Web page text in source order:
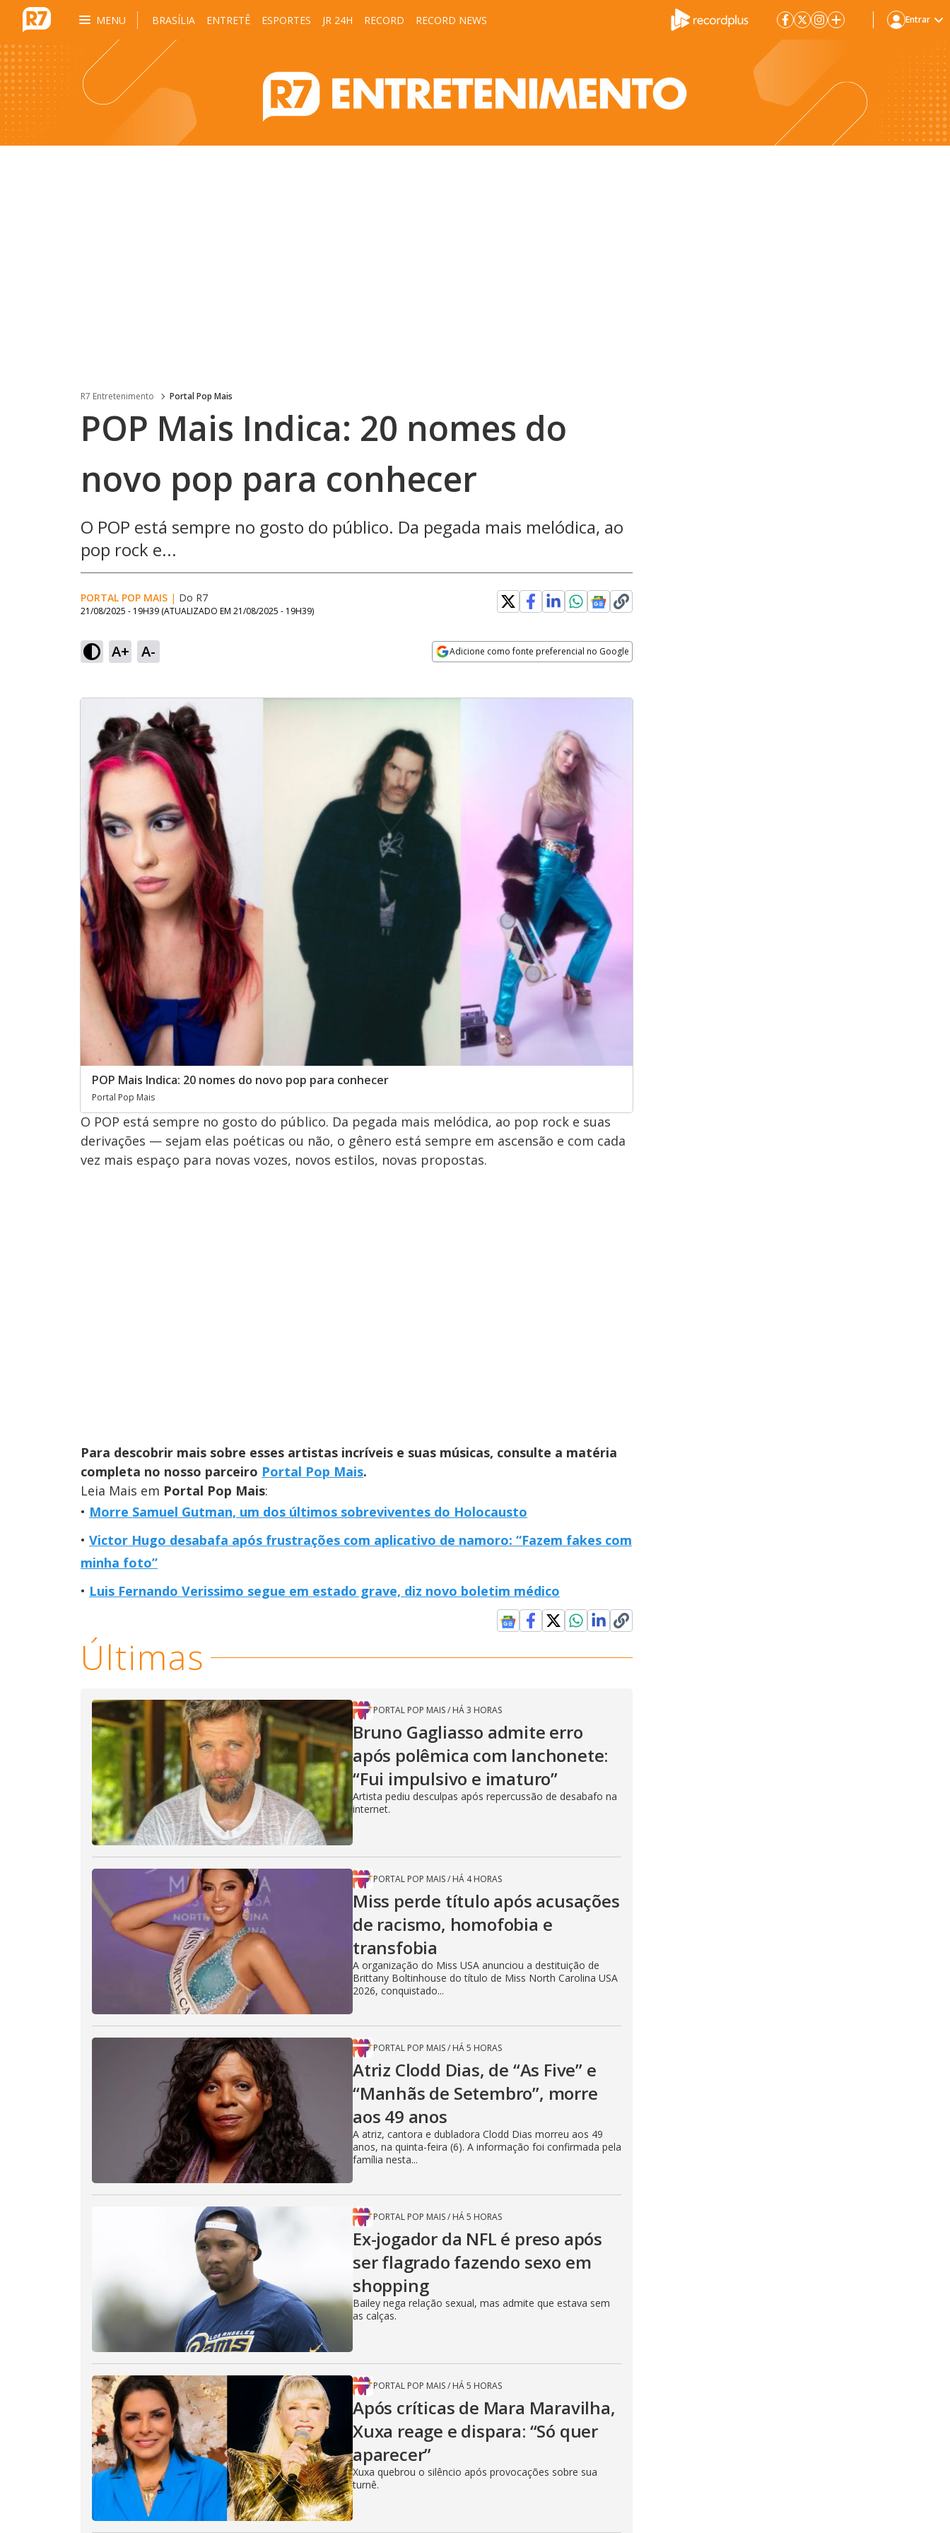
MENU BRASÍLIA ENTRETÊ ESPORTES JR 24H RECORD RECORD NEWS Entrar
R7 Entretenimento Portal Pop Mais
POP Mais Indica: 20 nomes do
novo pop para conhecer
O POP está sempre no gosto do público. Da pegada mais melódica, ao
pop rock e...
PORTAL POP MAIS | Do R7
21/08/2025 - 19H39 (ATUALIZADO EM 21/08/2025 - 19H39)
A+ A- Adicione como fonte preferencial no Google
POP Mais Indica: 20 nomes do novo pop para conhecer
Portal Pop Mais
O POP está sempre no gosto do público. Da pegada mais melódica, ao pop rock e suas
derivações — sejam elas poéticas ou não, o gênero está sempre em ascensão e com cada
vez mais espaço para novas vozes, novos estilos, novas propostas.
Para descobrir mais sobre esses artistas incríveis e suas músicas, consulte a matéria
completa no nosso parceiro Portal Pop Mais.
Leia Mais em Portal Pop Mais:
Morre Samuel Gutman, um dos últimos sobreviventes do Holocausto
Victor Hugo desabafa após frustrações com aplicativo de namoro: “Fazem fakes com
minha foto”
Luis Fernando Verissimo segue em estado grave, diz novo boletim médico
Últimas
PORTAL POP MAIS/ HÁ 3 HORAS
Bruno Gagliasso admite erro
após polêmica com lanchonete:
“Fui impulsivo e imaturo”
Artista pediu desculpas após repercussão de desabafo na
internet.
PORTAL POP MAIS/ HÁ 4 HORAS
Miss perde título após acusações
de racismo, homofobia e
transfobia
A organização do Miss USA anunciou a destituição de
Brittany Boltinhouse do título de Miss North Carolina USA
2026, conquistado...
PORTAL POP MAIS/ HÁ 5 HORAS
Atriz Clodd Dias, de “As Five” e
“Manhãs de Setembro”, morre
aos 49 anos
A atriz, cantora e dubladora Clodd Dias morreu aos 49
anos, na quinta-feira (6). A informação foi confirmada pela
família nesta...
PORTAL POP MAIS/ HÁ 5 HORAS
Ex-jogador da NFL é preso após
ser flagrado fazendo sexo em
shopping
Bailey nega relação sexual, mas admite que estava sem
as calças.
PORTAL POP MAIS/ HÁ 5 HORAS
Após críticas de Mara Maravilha,
Xuxa reage e dispara: “Só quer
aparecer”
Xuxa quebrou o silêncio após provocações sobre sua
turnê.